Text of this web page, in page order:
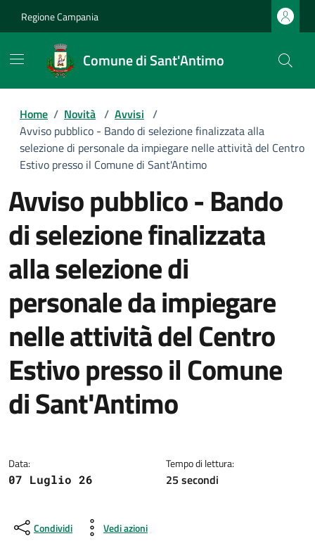
Regione Campania
Comune di Sant'Antimo
Home / Novità / Avvisi /
Avviso pubblico - Bando di selezione finalizzata alla
selezione di personale da impiegare nelle attività del Centro
Estivo presso il Comune di Sant'Antimo
Avviso pubblico - Bando
di selezione finalizzata
alla selezione di
personale da impiegare
nelle attività del Centro
Estivo presso il Comune
di Sant'Antimo
Data:
07 Luglio 26
Tempo di lettura:
25 secondi
Condividi Vedi azioni